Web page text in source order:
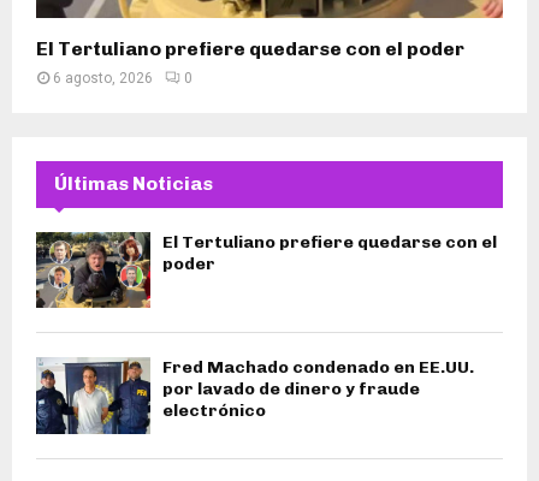
El Tertuliano prefiere quedarse con el poder
6 agosto, 2026 0
Últimas Noticias
El Tertuliano prefiere quedarse con el
poder
Fred Machado condenado en EE.UU.
por lavado de dinero y fraude
electrónico